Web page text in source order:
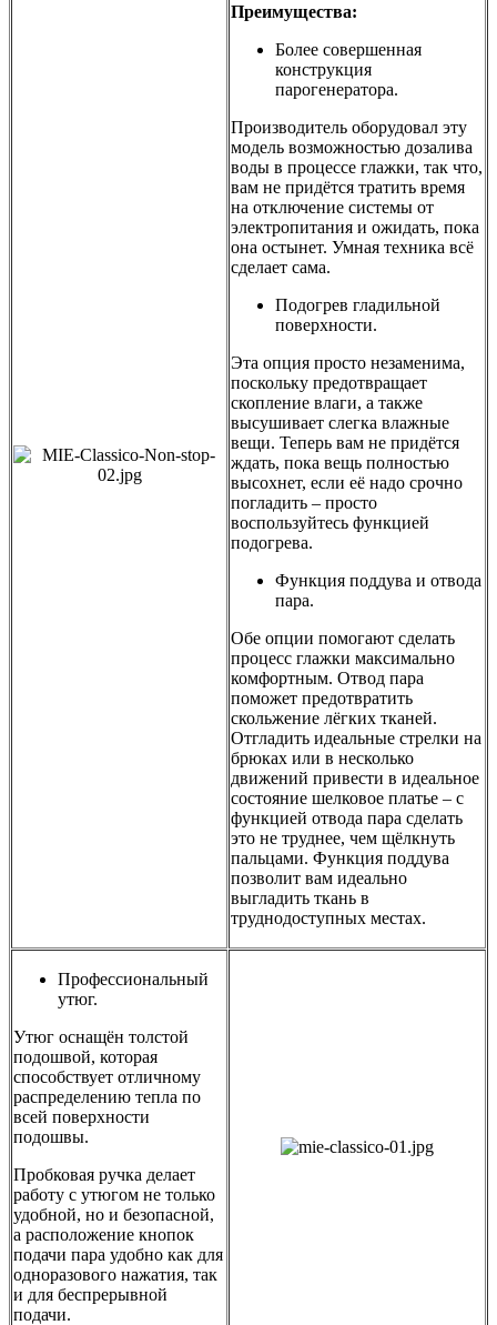
Преимущества:
Более совершенная
конструкция
парогенератора.
Производитель оборудовал эту
модель возможностью дозалива
воды в процессе глажки, так что,
вам не придётся тратить время
на отключение системы от
электропитания и ожидать, пока
она остынет. Умная техника всё
сделает сама.
Подогрев гладильной
поверхности.
Эта опция просто незаменима,
поскольку предотвращает
скопление влаги, а также
высушивает слегка влажные
вещи. Теперь вам не придётся
ждать, пока вещь полностью
высохнет, если её надо срочно
погладить – просто
воспользуйтесь функцией
подогрева.
Функция поддува и отвода
пара.
Обе опции помогают сделать
процесс глажки максимально
комфортным. Отвод пара
поможет предотвратить
скольжение лёгких тканей.
Отгладить идеальные стрелки на
брюках или в несколько
движений привести в идеальное
состояние шелковое платье – с
функцией отвода пара сделать
это не труднее, чем щёлкнуть
пальцами. Функция поддува
позволит вам идеально
выгладить ткань в
труднодоступных местах.
Профессиональный
утюг.
Утюг оснащён толстой
подошвой, которая
способствует отличному
распределению тепла по
всей поверхности
подошвы.
Пробковая ручка делает
работу с утюгом не только
удобной, но и безопасной,
а расположение кнопок
подачи пара удобно как для
одноразового нажатия, так
и для беспрерывной
подачи.